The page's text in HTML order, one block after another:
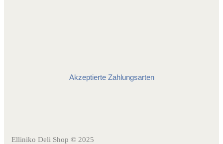
Akzeptierte Zahlungsarten
Elliniko Deli Shop © 2025